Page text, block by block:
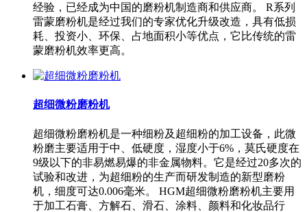
经验，已经成为中国的磨粉机制造商和供应商。 R系列
雷蒙磨粉机是经过我们的专家优化升级改造，具有低损
耗、投资小、环保、占地面积小等优点，它比传统的雷
蒙磨粉机效率更高。
超细微粉磨粉机
超细微粉磨粉机是一种细粉及超细粉的加工设备，此微
粉磨主要适用于中、低硬度，湿度小于6%，莫氏硬度在
9级以下的非易燃易爆的非金属物料。它是经过20多次的
试验和改进，为超细粉的生产而研发制造的新型磨粉
机，细度可达0.006毫米。 HGM超细微粉磨粉机主要用
于加工石膏、方解石、滑石、涂料、颜料和化妆品行